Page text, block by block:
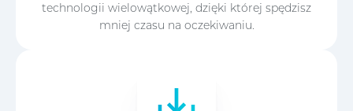
technologii wielowątkowej, dzięki której spędzisz
mniej czasu na oczekiwaniu.